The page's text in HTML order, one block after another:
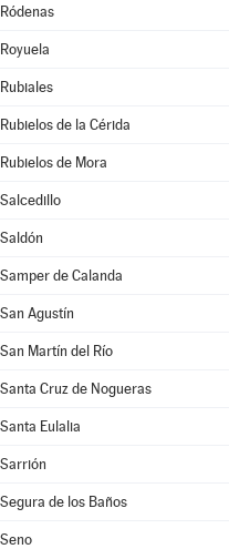
Ródenas
Royuela
Rubiales
Rubielos de la Cérida
Rubielos de Mora
Salcedillo
Saldón
Samper de Calanda
San Agustín
San Martín del Río
Santa Cruz de Nogueras
Santa Eulalia
Sarrión
Segura de los Baños
Seno